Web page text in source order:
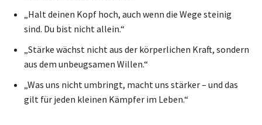
„Halt deinen Kopf hoch, auch wenn die Wege steinig
sind. Du bist nicht allein.“
„Stärke wächst nicht aus der körperlichen Kraft, sondern
aus dem unbeugsamen Willen.“
„Was uns nicht umbringt, macht uns stärker – und das
gilt für jeden kleinen Kämpfer im Leben.“